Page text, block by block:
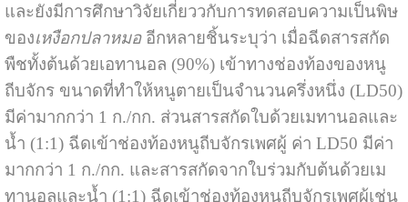
และยังมีการศึกษาวิจัยเกี่ยววกับการทดสอบความเป็นพิษ
ของเหงือกปลาหมออีกหลายชิ้นระบุว่า เมื่อฉีดสารสกัด
พืชทั้งต้นด้วยเอทานอล (90%) เข้าทางช่องท้องของหนู
ถีบจักร ขนาดที่ทำให้หนูตายเป็นจำนวนครึ่งหนึ่ง (LD50)
มีค่ามากกว่า 1 ก./กก. ส่วนสารสกัดใบด้วยเมทานอลและ
น้ำ (1:1) ฉีดเข้าช่องท้องหนูถีบจักรเพศผู้ ค่า LD50 มีค่า
มากกว่า 1 ก./กก. และสารสกัดจากใบร่วมกับต้นด้วยเม
ทานอลและน้ำ (1:1) ฉีดเข้าช่องท้องหนูถีบจักรเพศผู้เช่น